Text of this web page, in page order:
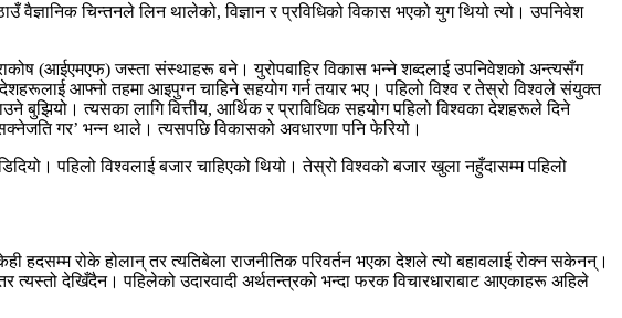
वैज्ञानिक चिन्तनले लिन थालेको, विज्ञान र प्रविधिको विकास भएको युग थियो त्यो। उपनिवेश
(आईएमएफ) जस्ता संस्थाहरू बने। युरोपबाहिर विकास भन्ने शब्दलाई उपनिवेशको अन्त्यसँग
आफ्नो तहमा आइपुग्न चाहिने सहयोग गर्न तयार भए। पहिलो विश्व र तेस्रो विश्वले संयुक्त
त्यसका लागि वित्तीय, आर्थिक र प्राविधिक सहयोग पहिलो विश्वका देशहरूले दिने
गर’ भन्न थाले। त्यसपछि विकासको अवधारणा पनि फेरियो।
पहिलो विश्वलाई बजार चाहिएको थियो। तेस्रो विश्वको बजार खुला नहुँदासम्म पहिलो
रोके होलान् तर त्यतिबेला राजनीतिक परिवर्तन भएका देशले त्यो बहावलाई रोक्न सकेनन्।
देखिँदैन। पहिलेको उदारवादी अर्थतन्त्रको भन्दा फरक विचारधाराबाट आएकाहरू अहिले